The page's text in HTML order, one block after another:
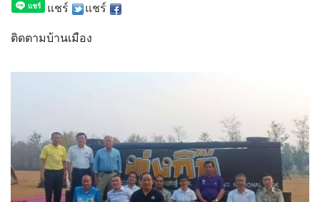
แชร์ แชร์
ติดตามบ้านเมือง